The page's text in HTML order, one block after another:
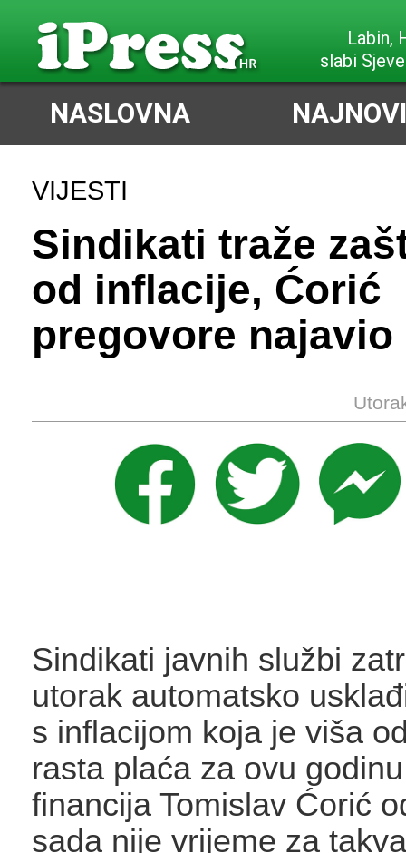
slabi
NASLOVNA
VIJESTI
Sindikati traže
od inflacije, Ćorić
pregovore najavio
Sindikati javnih službi
utorak automatsko
s inflacijom koja je viša
rasta plaća za ovu
financija Tomislav Ćorić
sada nije vrijeme za